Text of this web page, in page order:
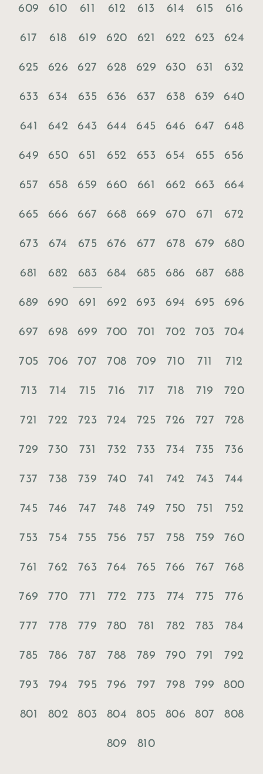
609 610 611 612 613 614 615 616
617 618 619 620 621 622 623 624
625 626 627 628 629 630 631 632
633 634 635 636 637 638 639 640
641 642 643 644 645 646 647 648
649 650 651 652 653 654 655 656
657 658 659 660 661 662 663 664
665 666 667 668 669 670 671 672
673 674 675 676 677 678 679 680
681 682 683 684 685 686 687 688
689 690 691 692 693 694 695 696
697 698 699 700 701 702 703 704
705 706 707 708 709 710 711 712
713 714 715 716 717 718 719 720
721 722 723 724 725 726 727 728
729 730 731 732 733 734 735 736
737 738 739 740 741 742 743 744
745 746 747 748 749 750 751 752
753 754 755 756 757 758 759 760
761 762 763 764 765 766 767 768
769 770 771 772 773 774 775 776
777 778 779 780 781 782 783 784
785 786 787 788 789 790 791 792
793 794 795 796 797 798 799 800
801 802 803 804 805 806 807 808
809 810